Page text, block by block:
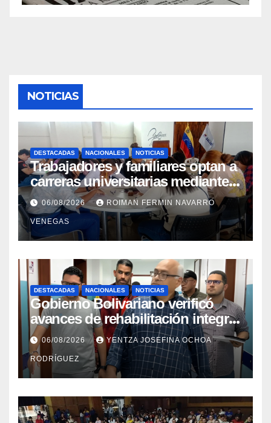
NOTICIAS
DESTACADAS NACIONALES NOTICIAS
Trabajadores y familiares optan a
carreras universitarias mediante
convenio entre MinSalud y la
UCV
06/08/2026 ROIMAN FERMIN NAVARRO
VENEGAS
DESTACADAS NACIONALES NOTICIAS
Gobierno Bolivariano verificó
avances de rehabilitación integral
en el Hospital Dr. José María
Vargas
06/08/2026 YENTZA JOSEFINA OCHOA
RODRÍGUEZ